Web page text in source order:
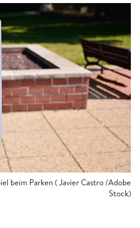
beim Parken ( Javier Castro /Adobe
Stock)